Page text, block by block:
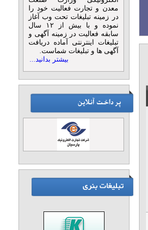
معدن و تجارت فعالیت خود را
در زمینه تبلیغات تحت وب آغاز
نموده و با بیش از ۱۲ سال
سابقه فعالیت در زمینه آگهی و
تبلیغات اینترنتی آماده دریافت
آگهی ها و تبلیغات شماست.
بیشتر بدانید...